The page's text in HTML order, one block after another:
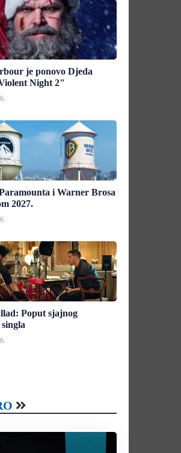
je ponovo Djeda
Night 2"
i Warner Brosa
2027.
Poput sjajnog